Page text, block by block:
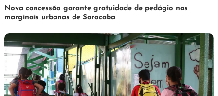
3
de
de
2025
Redação
Nova concessão garante gratuidade de pedágio nas
marginais urbanas de Sorocaba